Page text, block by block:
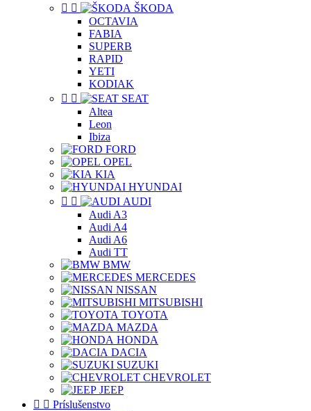
 
ŠKODA
OCTAVIA
FABIA
SUPERB
RAPID
YETI
KODIAK
 
SEAT
Altea
Leon
Ibiza
FORD
OPEL
KIA
HYUNDAI
 
AUDI
Audi A3
Audi A4
Audi A6
Audi TT
BMW
MERCEDES
NISSAN
MITSUBISHI
TOYOTA
MAZDA
HONDA
DACIA
SUZUKI
CHEVROLET
JEEP
  Príslušenstvo